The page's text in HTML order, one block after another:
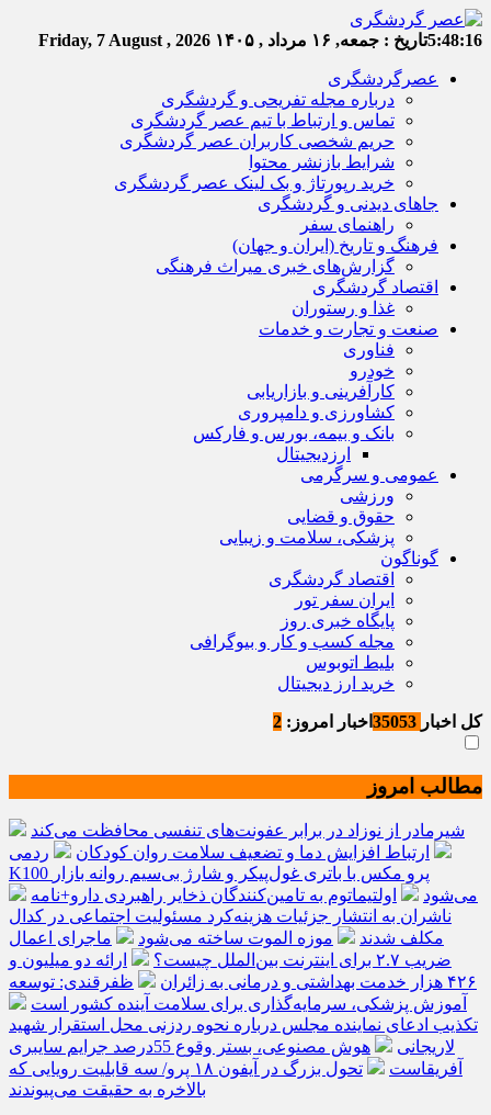
5:48:17تاریخ : جمعه, ۱۶ مرداد , ۱۴۰۵ Friday, 7 August , 2026
عصرگردشگری
درباره مجله تفریحی و گردشگری
تماس و ارتباط با تیم عصر گردشگری
حریم شخصی کاربران عصر گردشگری
شرایط بازنشر محتوا
خرید رپورتاژ و بک لینک عصر گردشگری
جاهای دیدنی و گردشگری
راهنمای سفر
فرهنگ و تاریخ (ایران و جهان)
گزارش‌های خبری میراث فرهنگی
اقتصاد گردشگری
غذا و رستوران
صنعت و تجارت و خدمات
فناوری
خودرو
کارآفرینی و بازاریابی
کشاورزی و دامپروری
بانک و بیمه، بورس و فارکس
ارزدیجیتال
عمومی و سرگرمی
ورزشی
حقوق و قضایی
پزشکی، سلامت و زیبایی
گوناگون
اقتصاد گردشگری
ایران سفر تور
پایگاه خبری روز
مجله کسب و کار و بیوگرافی
بلیط اتوبوس
خرید ارز دیجیتال
کل اخبار اخبار امروز: 2
مطالب امروز
شیرمادر از نوزاد در برابر عفونت‌های تنفسی محافظت می‌کند
ارتباط افزایش دما و تضعیف سلامت روان کودکان
ردمی
K100 پرو مکس با باتری غول‌پیکر و شارژ بی‌سیم روانه بازار
می‌شود
اولتیماتوم به تامین‌کنندگان ذخایر راهبردی دارو+نامه
ناشران به انتشار جزئیات هزینه‌کرد مسئولیت اجتماعی در کدال
مکلف شدند
موزه الموت ساخته می‌شود
ماجرای اعمال
ضریب ۲.۷ برای اینترنت بین‌الملل چیست؟
ارائه دو میلیون و
۴۲۶ هزار خدمت بهداشتی و درمانی به زائران
ظفرقندی: توسعه
آموزش پزشکی، سرمایه‌گذاری برای سلامت آینده کشور است
تکذیب ادعای نماینده مجلس درباره نحوه ردزنی محل استقرار شهید
لاریجانی
هوش مصنوعی، بستر وقوع 55درصد جرایم سایبری
آفریقاست
تحول بزرگ در آیفون ۱۸ پرو/ سه قابلیت رویایی که
بالاخره به حقیقت می‌پیوندند